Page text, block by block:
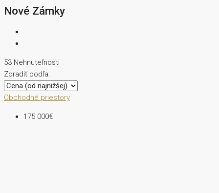
Nové Zámky
53 Nehnuteľnosti
Zoradiť podľa:
Obchodné priestory
175 000€